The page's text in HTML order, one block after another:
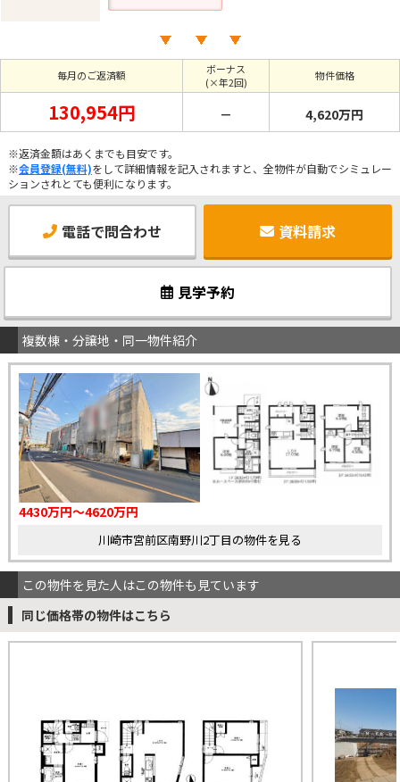
毎月のご返済額
ボーナス
(×年2回)
物件価格
130,954円 － 4,620万円
※返済金額はあくまでも目安です。
※会員登録(無料)をして詳細情報を記入されますと、全物件が自動でシミュレー
ションされとても便利になります。
電話で問合わせ 資料請求
見学予約
複数棟・分譲地・同一物件紹介
4430万円～4620万円
川崎市宮前区南野川2丁目の物件を見る
この物件を見た人はこの物件も見ています
同じ価格帯の物件はこちら